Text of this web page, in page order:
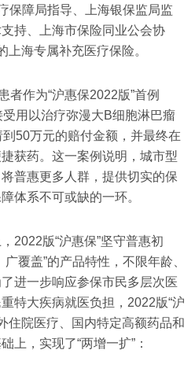
保障局指导、上海银保监局监
持、上海市保险同业公会协
海专属补充医疗保险。
者作为“沪惠保2022版”首例
用以治疗弥漫大B细胞淋巴瘤
50万元的赔付金额，并最终在
获药。这一案例说明，城市型
普惠更多人群，提供切实的保
体系不可或缺的一环。
2022版“沪惠保”坚守普惠初
覆盖”的产品特性，不限年龄、
进一步响应参保市民多层次医
特大疾病就医负担，2022版“沪
住院医疗、国内特定高额药品和
上，实现了“两增一扩”：